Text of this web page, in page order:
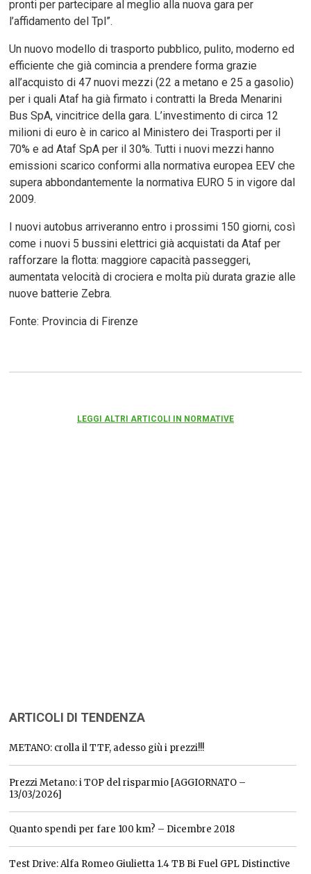
pronti per partecipare al meglio alla nuova gara per
l’affidamento del Tpl”.
Un nuovo modello di trasporto pubblico, pulito, moderno ed
efficiente che già comincia a prendere forma grazie
all’acquisto di 47 nuovi mezzi (22 a metano e 25 a gasolio)
per i quali Ataf ha già firmato i contratti la Breda Menarini
Bus SpA, vincitrice della gara. L’investimento di circa 12
milioni di euro è in carico al Ministero dei Trasporti per il
70% e ad Ataf SpA per il 30%. Tutti i nuovi mezzi hanno
emissioni scarico conformi alla normativa europea EEV che
supera abbondantemente la normativa EURO 5 in vigore dal
2009.
I nuovi autobus arriveranno entro i prossimi 150 giorni, così
come i nuovi 5 bussini elettrici già acquistati da Ataf per
rafforzare la flotta: maggiore capacità passeggeri,
aumentata velocità di crociera e molta più durata grazie alle
nuove batterie Zebra.
Fonte: Provincia di Firenze
LEGGI ALTRI ARTICOLI IN NORMATIVE
ARTICOLI DI TENDENZA
METANO: crolla il TTF, adesso giù i prezzi!!!
Prezzi Metano: i TOP del risparmio [AGGIORNATO –
13/03/2026]
Quanto spendi per fare 100 km? – Dicembre 2018
Test Drive: Alfa Romeo Giulietta 1.4 TB Bi Fuel GPL Distinctive